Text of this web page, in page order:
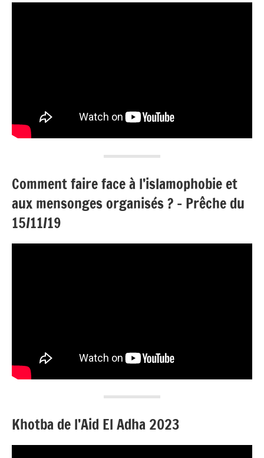
Comment faire face à l’islamophobie et
aux mensonges organisés ? – Prêche du
15/11/19
Khotba de l’Aid El Adha 2023